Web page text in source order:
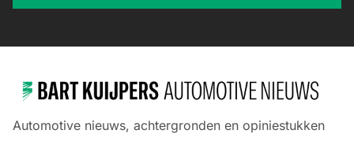
Automotive nieuws, achtergronden en opiniestukken